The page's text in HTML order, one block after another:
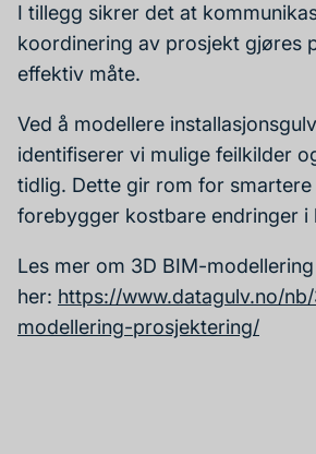
I tillegg sikrer det at
koordinering av prosjekt gjøres
effektiv måte.
Ved å modellere
identifiserer vi mulige feilkilder
tidlig. Dette gir rom for smartere
forebygger kostbare endringer i
Les mer om 3D BIM-modellering
her: https://www.datagulv.no/
modellering-prosjektering/